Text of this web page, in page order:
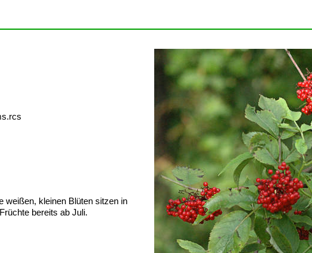
weißen, kleinen Blüten sitzen in
bereits ab Juli.